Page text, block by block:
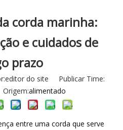
corda marinha:
e cuidados de
prazo
do site Publicar Time:
alimentado
entre uma corda que serve